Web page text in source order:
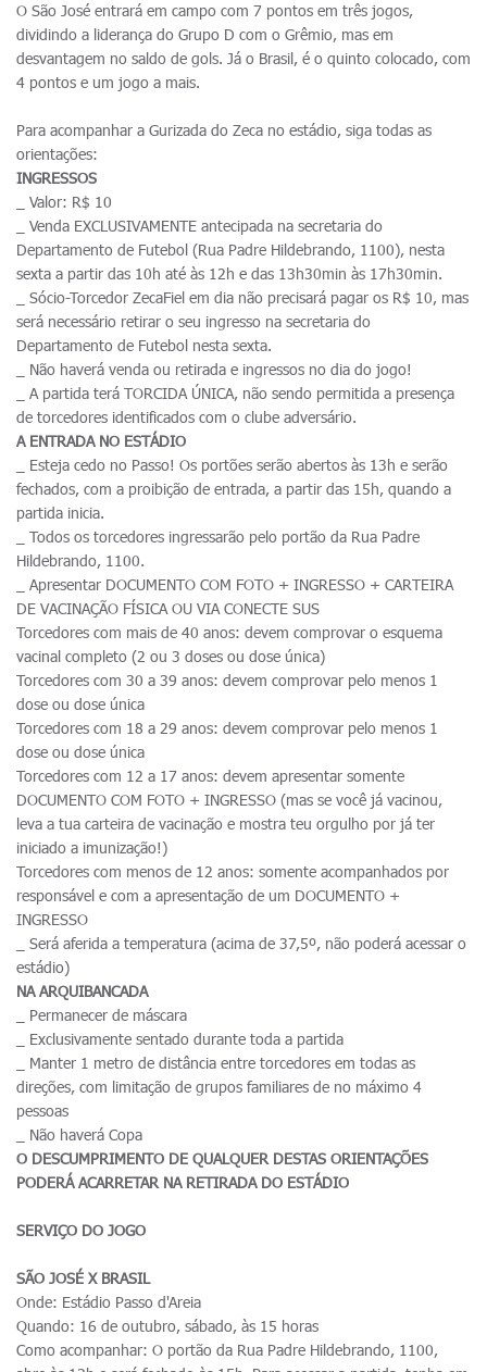
O São José entrará em campo com 7 pontos em três jogos,
dividindo a liderança do Grupo D com o Grêmio, mas em
desvantagem no saldo de gols. Já o Brasil, é o quinto colocado, com
4 pontos e um jogo a mais.
Para acompanhar a Gurizada do Zeca no estádio, siga todas as
orientações:
INGRESSOS
_ Valor: R$ 10
_ Venda EXCLUSIVAMENTE antecipada na secretaria do
Departamento de Futebol (Rua Padre Hildebrando, 1100), nesta
sexta a partir das 10h até às 12h e das 13h30min às 17h30min.
_ Sócio-Torcedor ZecaFiel em dia não precisará pagar os R$ 10, mas
será necessário retirar o seu ingresso na secretaria do
Departamento de Futebol nesta sexta.
_ Não haverá venda ou retirada e ingressos no dia do jogo!
_ A partida terá TORCIDA ÚNICA, não sendo permitida a presença
de torcedores identificados com o clube adversário.
A ENTRADA NO ESTÁDIO
_ Esteja cedo no Passo! Os portões serão abertos às 13h e serão
fechados, com a proibição de entrada, a partir das 15h, quando a
partida inicia.
_ Todos os torcedores ingressarão pelo portão da Rua Padre
Hildebrando, 1100.
_ Apresentar DOCUMENTO COM FOTO + INGRESSO + CARTEIRA
DE VACINAÇÃO FÍSICA OU VIA CONECTE SUS
Torcedores com mais de 40 anos: devem comprovar o esquema
vacinal completo (2 ou 3 doses ou dose única)
Torcedores com 30 a 39 anos: devem comprovar pelo menos 1
dose ou dose única
Torcedores com 18 a 29 anos: devem comprovar pelo menos 1
dose ou dose única
Torcedores com 12 a 17 anos: devem apresentar somente
DOCUMENTO COM FOTO + INGRESSO (mas se você já vacinou,
leva a tua carteira de vacinação e mostra teu orgulho por já ter
iniciado a imunização!)
Torcedores com menos de 12 anos: somente acompanhados por
responsável e com a apresentação de um DOCUMENTO +
INGRESSO
_ Será aferida a temperatura (acima de 37,5º, não poderá acessar o
estádio)
NA ARQUIBANCADA
_ Permanecer de máscara
_ Exclusivamente sentado durante toda a partida
_ Manter 1 metro de distância entre torcedores em todas as
direções, com limitação de grupos familiares de no máximo 4
pessoas
_ Não haverá Copa
O DESCUMPRIMENTO DE QUALQUER DESTAS ORIENTAÇÕES
PODERÁ ACARRETAR NA RETIRADA DO ESTÁDIO
SERVIÇO DO JOGO
SÃO JOSÉ X BRASIL
Onde: Estádio Passo d'Areia
Quando: 16 de outubro, sábado, às 15 horas
Como acompanhar: O portão da Rua Padre Hildebrando, 1100,